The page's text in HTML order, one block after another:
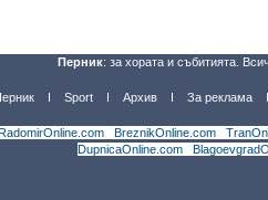
Перник: за хората и събитията.
Sport Архив За реклама
BreznikOnline.com
DupnicaOnline.com